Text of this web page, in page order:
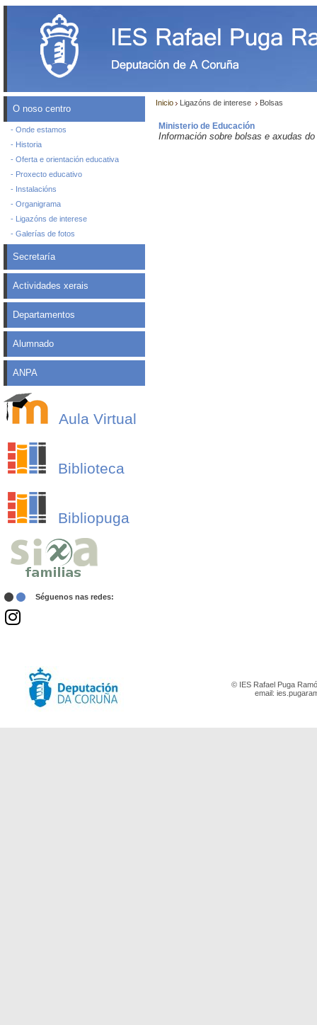
O noso centro
- Onde estamos
- Historia
- Oferta e orientación educativa
- Proxecto educativo
- Instalacións
- Organigrama
- Ligazóns de interese
- Galerías de fotos
Secretaría
Actividades xerais
Departamentos
Alumnado
ANPA
Aula Virtual
Biblioteca
Bibliopuga
Séguenos nas redes:
Inicio Ligazóns de interese Bolsas
Ministerio de Educación
Información sobre bolsas e axudas
© IES Rafael Puga
email: